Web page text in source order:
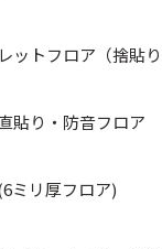
ットフロア（捨貼り
貼り・防音フロア
ミリ厚フロア)